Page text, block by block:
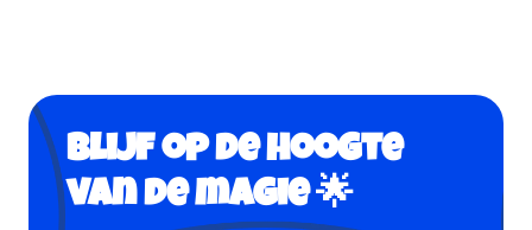
Blijf op de hoogte
van de magie 🌟